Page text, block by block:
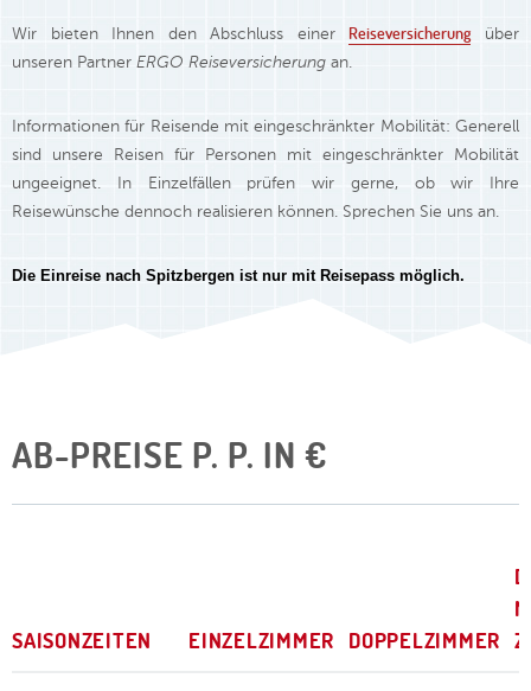
Wir bieten Ihnen den Abschluss einer Reiseversicherung über
unseren Partner ERGO Reiseversicherung an.
Informationen für Reisende mit eingeschränkter Mobilität: Generell
sind unsere Reisen für Personen mit eingeschränkter Mobilität
ungeeignet. In Einzelfällen prüfen wir gerne, ob wir Ihre
Reisewünsche dennoch realisieren können. Sprechen Sie uns an.
Die Einreise nach Spitzbergen ist nur mit Reisepass möglich.
AB-PREISE P. P. IN €
SAISONZEITEN EINZELZIMMER DOPPELZIMMER